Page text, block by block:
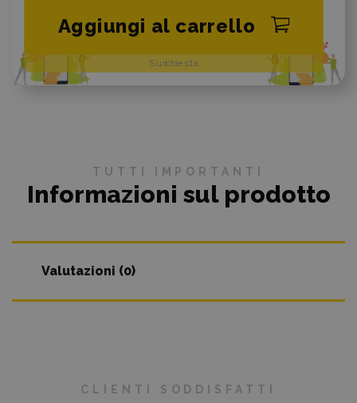
Su richiesta
Aggiungi al carrello
TUTTI IMPORTANTI
Informazioni sul prodotto
Valutazioni (0)
CLIENTI SODDISFATTI